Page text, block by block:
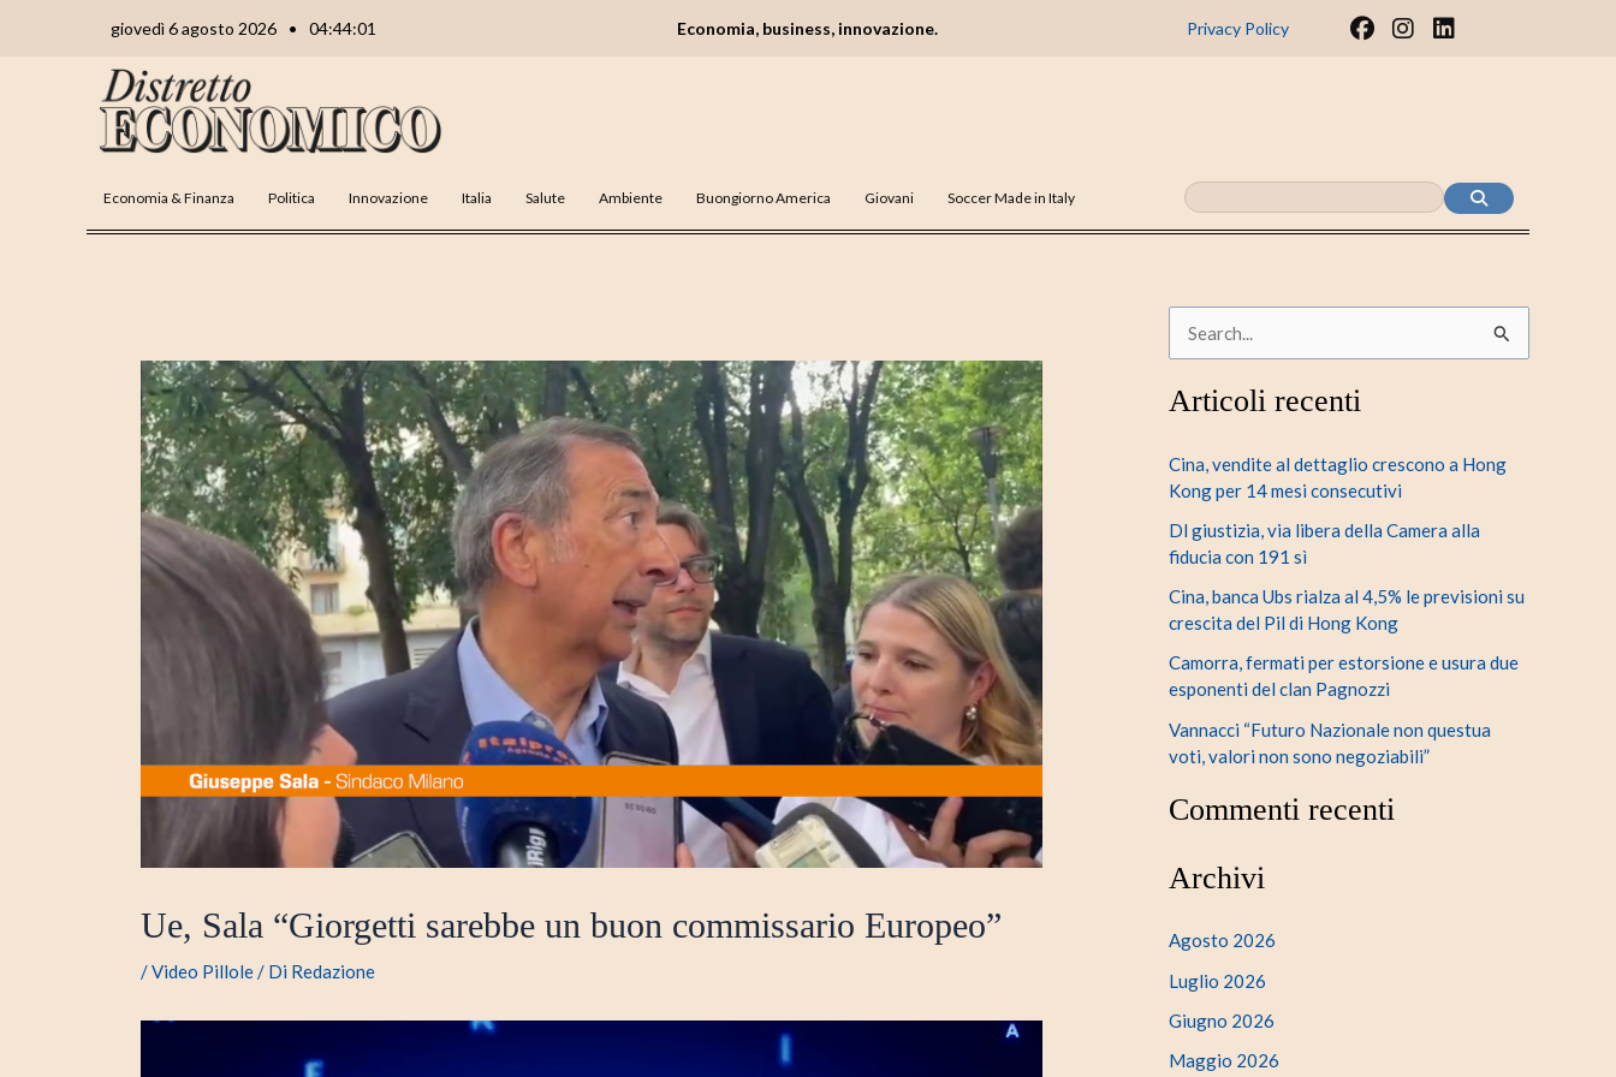
giovedì 6 agosto 2026 • 04:44:02 Economia, business, innovazione. Privacy Policy
F
I
m
L
n
Economia & Finanza Politica Innovazione Italia Salute Ambiente Buongiorno America Giovani Soccer Made in Italy
Ue, Sala “Giorgetti sarebbe un buon commissario Europeo”
/Video Pillole/ Di Redazione
r
a
:
Articoli recenti
Cina, vendite al dettaglio crescono a Hong
Kong per 14 mesi consecutivi
Dl giustizia, via libera della Camera alla
fiducia con 191 sì
Cina, banca Ubs rialza al 4,5% le previsioni su
crescita del Pil di Hong Kong
Camorra, fermati per estorsione e usura due
esponenti del clan Pagnozzi
Vannacci “Futuro Nazionale non questua
voti, valori non sono negoziabili”
Commenti recenti
Archivi
Agosto 2026
Luglio 2026
Giugno 2026
Maggio 2026